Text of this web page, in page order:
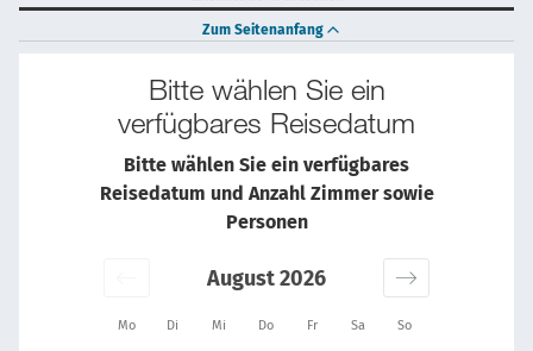
Zum Seitenanfang
Bitte wählen Sie ein
verfügbares Reisedatum
Bitte wählen Sie ein verfügbares
Reisedatum und Anzahl Zimmer sowie
Personen
Mo Di Mi Do Fr Sa So
August 2026